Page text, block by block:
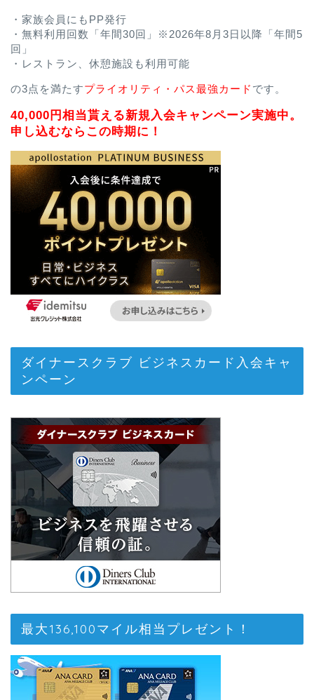
・家族会員にもPP発行
・無料利用回数「年間30回」※2026年8月3日以降「年間5
回」
・レストラン、休憩施設も利用可能
の3点を満たすプライオリティ・パス最強カード です。
40,000円相当貰える新規入会キャンペーン実施中。
申し込むならこの時期に！
ダイナースクラブ ビジネスカード入会キャ
ンペーン
最大136,100マイル相当プレゼント！